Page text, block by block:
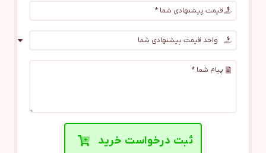
قیمت پیشنهادی شما *
پیام شما *
ثبت درخواست خرید